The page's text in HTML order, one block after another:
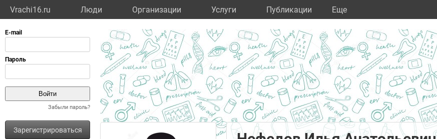
Vrachi16.ru Люди Организации Услуги Публикации Eще
Забыли пароль?
Зарегистрироваться